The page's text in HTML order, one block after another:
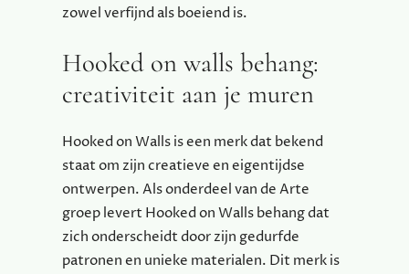
zowel verfijnd als boeiend is.
Hooked on walls behang:
creativiteit aan je muren
Hooked on Walls is een merk dat bekend
staat om zijn creatieve en eigentijdse
ontwerpen. Als onderdeel van de Arte
groep levert Hooked on Walls behang dat
zich onderscheidt door zijn gedurfde
patronen en unieke materialen. Dit merk is